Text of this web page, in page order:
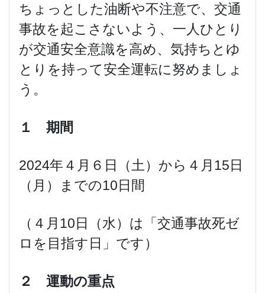
ちょっとした油断や不注意で、交通
事故を起こさないよう、一人ひとり
が交通安全意識を高め、気持ちとゆ
とりを持って安全運転に努めましょ
う。
１ 期間
2024年４月６日（土）から４月15日
（月）までの10日間
（４月10日（水）は「交通事故死ゼ
ロを目指す日」です）
２ 運動の重点